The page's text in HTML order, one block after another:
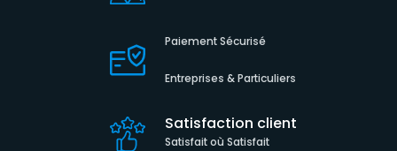
Paiement Sécurisé
Entreprises & Particuliers
Satisfaction client
Satisfait où Satisfait